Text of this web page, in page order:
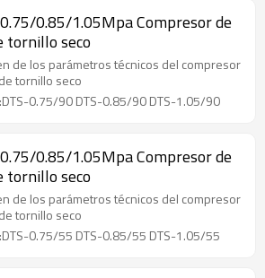
0.85/1.05Mpa Compresor de
tornillo seco
de los parámetros técnicos del compresor
tornillo seco
modelo:DTS-0.75/90 DTS-0.85/90 DTS-1.05/90
0.85/1.05Mpa Compresor de
tornillo seco
de los parámetros técnicos del compresor
tornillo seco
modelo:DTS-0.75/55 DTS-0.85/55 DTS-1.05/55